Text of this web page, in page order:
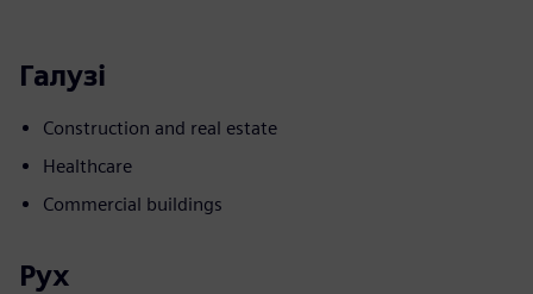
Галузі
Construction and real estate
Healthcare
Commercial buildings
Рух